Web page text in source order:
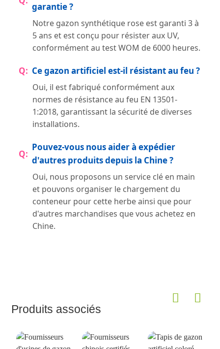
garantie ?
Notre gazon synthétique rose est garanti 3 à
5 ans et est conçu pour résister aux UV,
conformément au test WOM de 6000 heures.
Ce gazon artificiel est-il résistant au feu ?
Oui, il est fabriqué conformément aux
normes de résistance au feu EN 13501-
1:2018, garantissant la sécurité de diverses
installations.
Pouvez-vous nous aider à expédier
d'autres produits depuis la Chine ?
Oui, nous proposons un service clé en main
et pouvons organiser le chargement du
conteneur pour cette herbe ainsi que pour
d'autres marchandises que vous achetez en
Chine.
Produits associés